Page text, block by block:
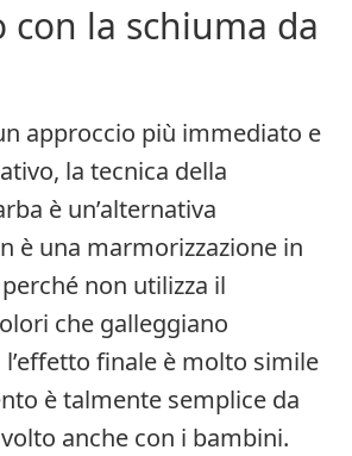
la schiuma da
approccio più immediato e
la tecnica della
è un’alternativa
è una marmorizzazione in
non utilizza il
che galleggiano
l’effetto finale è molto simile
è talmente semplice da
anche con i bambini.